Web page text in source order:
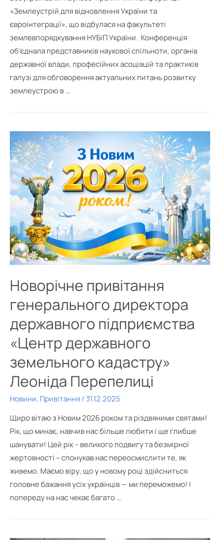
«Землеустрій для відновлення України та
євроінтеграції», що відбулася на факультеті
землевпорядкування НУБіП України. Конференція
об’єднала представників наукової спільноти, органів
державної влади, професійних асоціацій та практиків
галузі для обговорення актуальних питань розвитку
землеустрою в …
Новорічне привітання
генерального директора
державного підприємства
«Центр державного
земельного кадастру»
Леоніда Перепелиці
Новини, Привітання/ 31.12.2025
Щиро вітаю з Новим 2026 роком та різдвяними святами!
Рік, що минає, навчив нас більше любити і ще глибше
шанувати! Цей рік – великого подвигу та безмірної
жертовності – спонукав нас переосмислити те, як
живемо. Маємо віру, що у новому році здійсниться
головне бажання усіх українців — ми переможемо! І
попереду на нас чекає багато …